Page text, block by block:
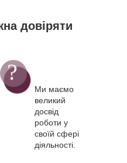
довіряти
Ми маємо
великий
досвід
роботи у
своїй сфері
діяльності.